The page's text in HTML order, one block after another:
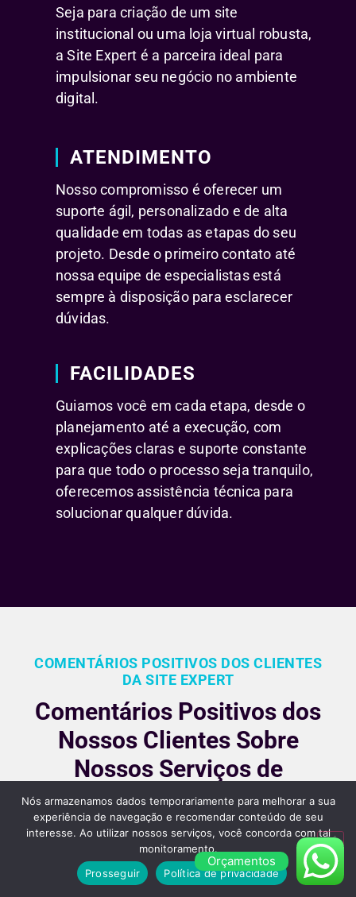
Seja para criação de um site
institucional ou uma loja virtual robusta,
a Site Expert é a parceira ideal para
impulsionar seu negócio no ambiente
digital.
ATENDIMENTO
Nosso compromisso é oferecer um
suporte ágil, personalizado e de alta
qualidade em todas as etapas do seu
projeto. Desde o primeiro contato até
nossa equipe de especialistas está
sempre à disposição para esclarecer
dúvidas.
FACILIDADES
Guiamos você em cada etapa, desde o
planejamento até a execução, com
explicações claras e suporte constante
para que todo o processo seja tranquilo,
oferecemos assistência técnica para
solucionar qualquer dúvida.
COMENTÁRIOS POSITIVOS DOS CLIENTES
DA SITE EXPERT
Comentários Positivos dos
Nossos Clientes Sobre
Nossos Serviços de
Criação de Sites em São
Paulo
Nossos clientes são fiéis pois gostara dos nossos
serviços e nos recomendam, veja alguns desses
Orçamentos
Nós armazenamos dados temporariamente para melhorar a sua
experiência de navegação e recomendar conteúdo de seu
interesse. Ao utilizar nossos serviços, você concorda com tal
monitoramento.
Prosseguir
Política de privacidade